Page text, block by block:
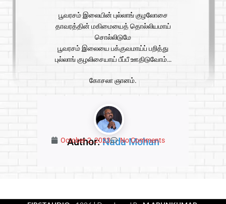
பூவரசம் இலையின் புல்லாங் குழலோசை
தாவரத்தின் மகிமையைத் தொல்லியமாய்
சொல்லிடுமே
பூவரசம் இலையை பக்குவமாய்ப் பறித்து
புல்லாங் குழலிசையாய் பீப்பீ ஊதிடுவோம்…
கோசலா ஞானம்.
Author:Nada Mohan
October 2, 2023 No Comments